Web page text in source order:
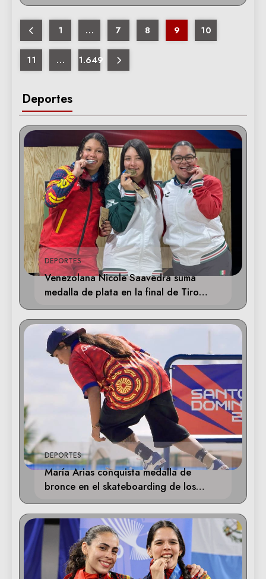
Deportes
DEPORTES
Venezolana Nicole Saavedra suma
medalla de plata en la final de Tiro
Deportivo
DEPORTES
María Arias conquista medalla de
bronce en el skateboarding de los
Juegos Centroamericanos
1 … 7 8 9 10
11 … 1.649